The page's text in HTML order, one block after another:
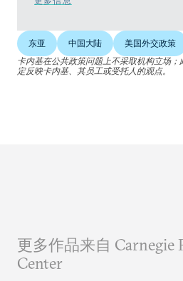
东亚 中国大陆
美国外交政策
卡内基在公共政策问题上不采取机构立场
定反映卡内基、其员工或受托人的观点。
更多作品来自 Carnegie
Center